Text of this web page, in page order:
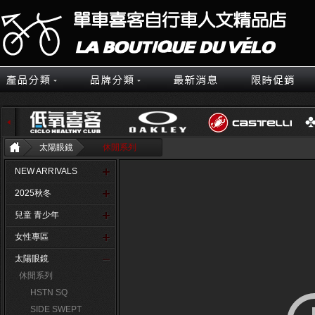
太陽眼鏡 休閒系列
NEW ARRIVALS
2025秋冬
兒童 青少年
女性專區
太陽眼鏡
休閒系列
HSTN SQ
SIDE SWEPT